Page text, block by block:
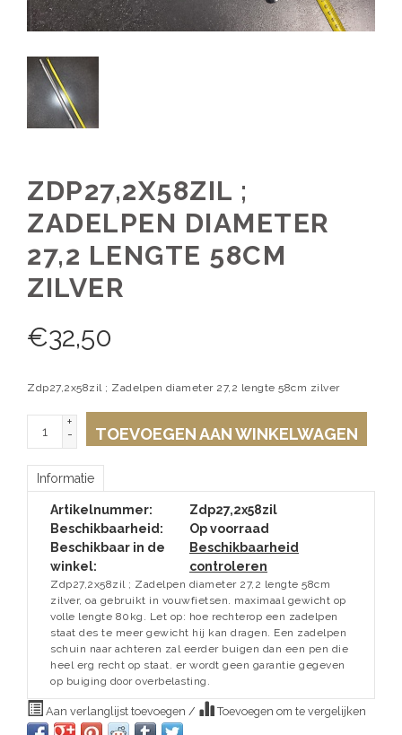
ZDP27,2X58ZIL ;
ZADELPEN DIAMETER
27,2 LENGTE 58CM
ZILVER
€32,50
Zdp27,2x58zil ; Zadelpen diameter 27,2 lengte 58cm zilver
+
-
TOEVOEGEN AAN WINKELWAGEN
Informatie
Artikelnummer:
Zdp27,2x58zil
Beschikbaarheid:
Op voorraad
Beschikbaar in de
winkel:
Beschikbaarheid
controleren
Zdp27,2x58zil ; Zadelpen diameter 27,2 lengte 58cm
zilver, oa gebruikt in vouwfietsen. maximaal gewicht op
volle lengte 80kg. Let op: hoe rechterop een zadelpen
staat des te meer gewicht hij kan dragen. Een zadelpen
schuin naar achteren zal eerder buigen dan een pen die
heel erg recht op staat. er wordt geen garantie gegeven
op buiging door overbelasting.
Aan verlanglijst toevoegen / Toevoegen om te vergelijken